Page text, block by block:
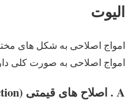
الیوت
امواج اصلاحی به شکل های
امواج اصلاحی به صورت کلی دارای 2 حالت زیر
A . اصلاح های قیمتی (Sharp Correction) :